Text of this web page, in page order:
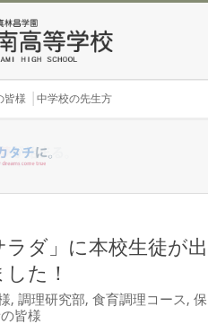
皆様 中学校の先生方
ラダ」に本校生徒が出
た！
, 調理研究部, 食育調理コース, 保
皆様